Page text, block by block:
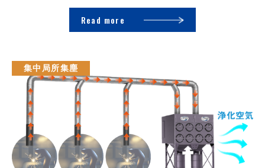
Read more
集中局所集塵